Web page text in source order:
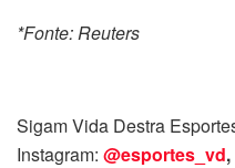
*Fonte: Reuters
Sigam Vida Destra
Instagram: @esportes_vd,